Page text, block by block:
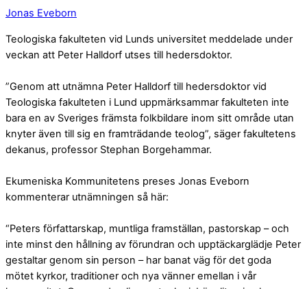
Jonas Eveborn
Teologiska fakulteten vid Lunds universitet meddelade under
veckan att Peter Halldorf utses till hedersdoktor.
”Genom att utnämna Peter Halldorf till hedersdoktor vid
Teologiska fakulteten i Lund uppmärksammar fakulteten inte
bara en av Sveriges främsta folkbildare inom sitt område utan
knyter även till sig en framträdande teolog”, säger fakultetens
dekanus, professor Stephan Borgehammar.
Ekumeniska Kommunitetens preses Jonas Eveborn
kommenterar utnämningen så här:
“Peters författarskap, muntliga framställan, pastorskap – och
inte minst den hållning av förundran och upptäckarglädje Peter
gestaltar genom sin person – har banat väg för det goda
mötet kyrkor, traditioner och nya vänner emellan i vår